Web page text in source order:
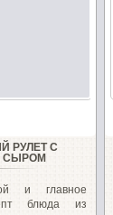
РУЛЕТ С
СЫРОМ
и главное
блюда из